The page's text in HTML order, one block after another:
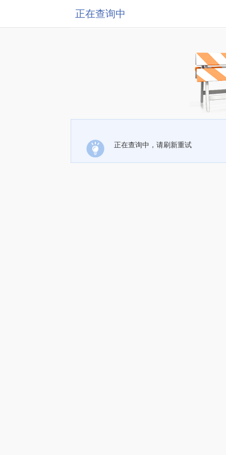
正在查询中
正在查询中，请刷新重试